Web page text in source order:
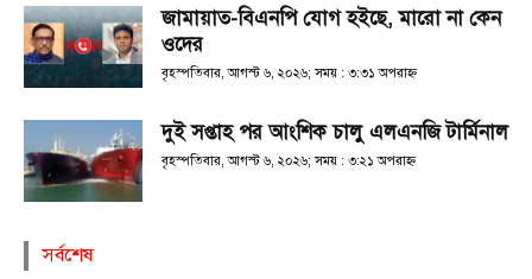
জামায়াত-বিএনপি যোগ হইছে, মারো না কেন
ওদের
বৃহস্পতিবার, আগস্ট ৬, ২০২৬; সময় : ৩:৩১ অপরাহ্ণ
দুই সপ্তাহ পর আংশিক চালু এলএনজি টার্মিনাল
বৃহস্পতিবার, আগস্ট ৬, ২০২৬; সময় : ৩:২১ অপরাহ্ণ
সর্বশেষ